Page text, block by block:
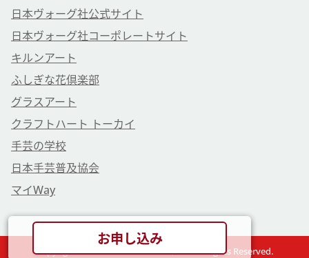
お申し込み
日本ヴォーグ社公式サイト
日本ヴォーグ社コーポレートサイト
キルンアート
ふしぎな花倶楽部
グラスアート
クラフトハート トーカイ
手芸の学校
日本手芸普及協会
マイWay
Copyright © VOGUE GAKUEN Co., Ltd. All Rights Reserved.